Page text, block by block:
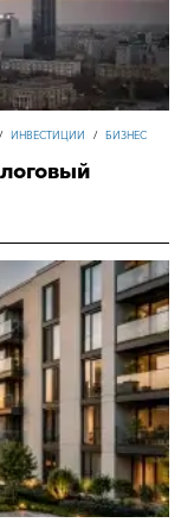
/ ИНВЕСТИЦИИ / БИЗНЕС